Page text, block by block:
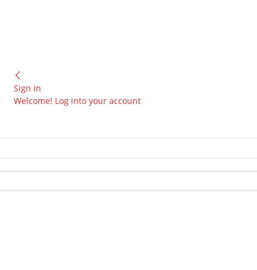
Sign in
Welcome! Log into your account